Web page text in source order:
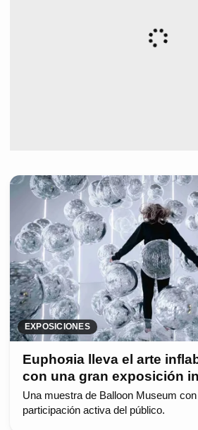
EXPOSICIONES
Euphoяia lleva el arte
con una gran exposición
Una muestra de Balloon Museum
participación activa del público.